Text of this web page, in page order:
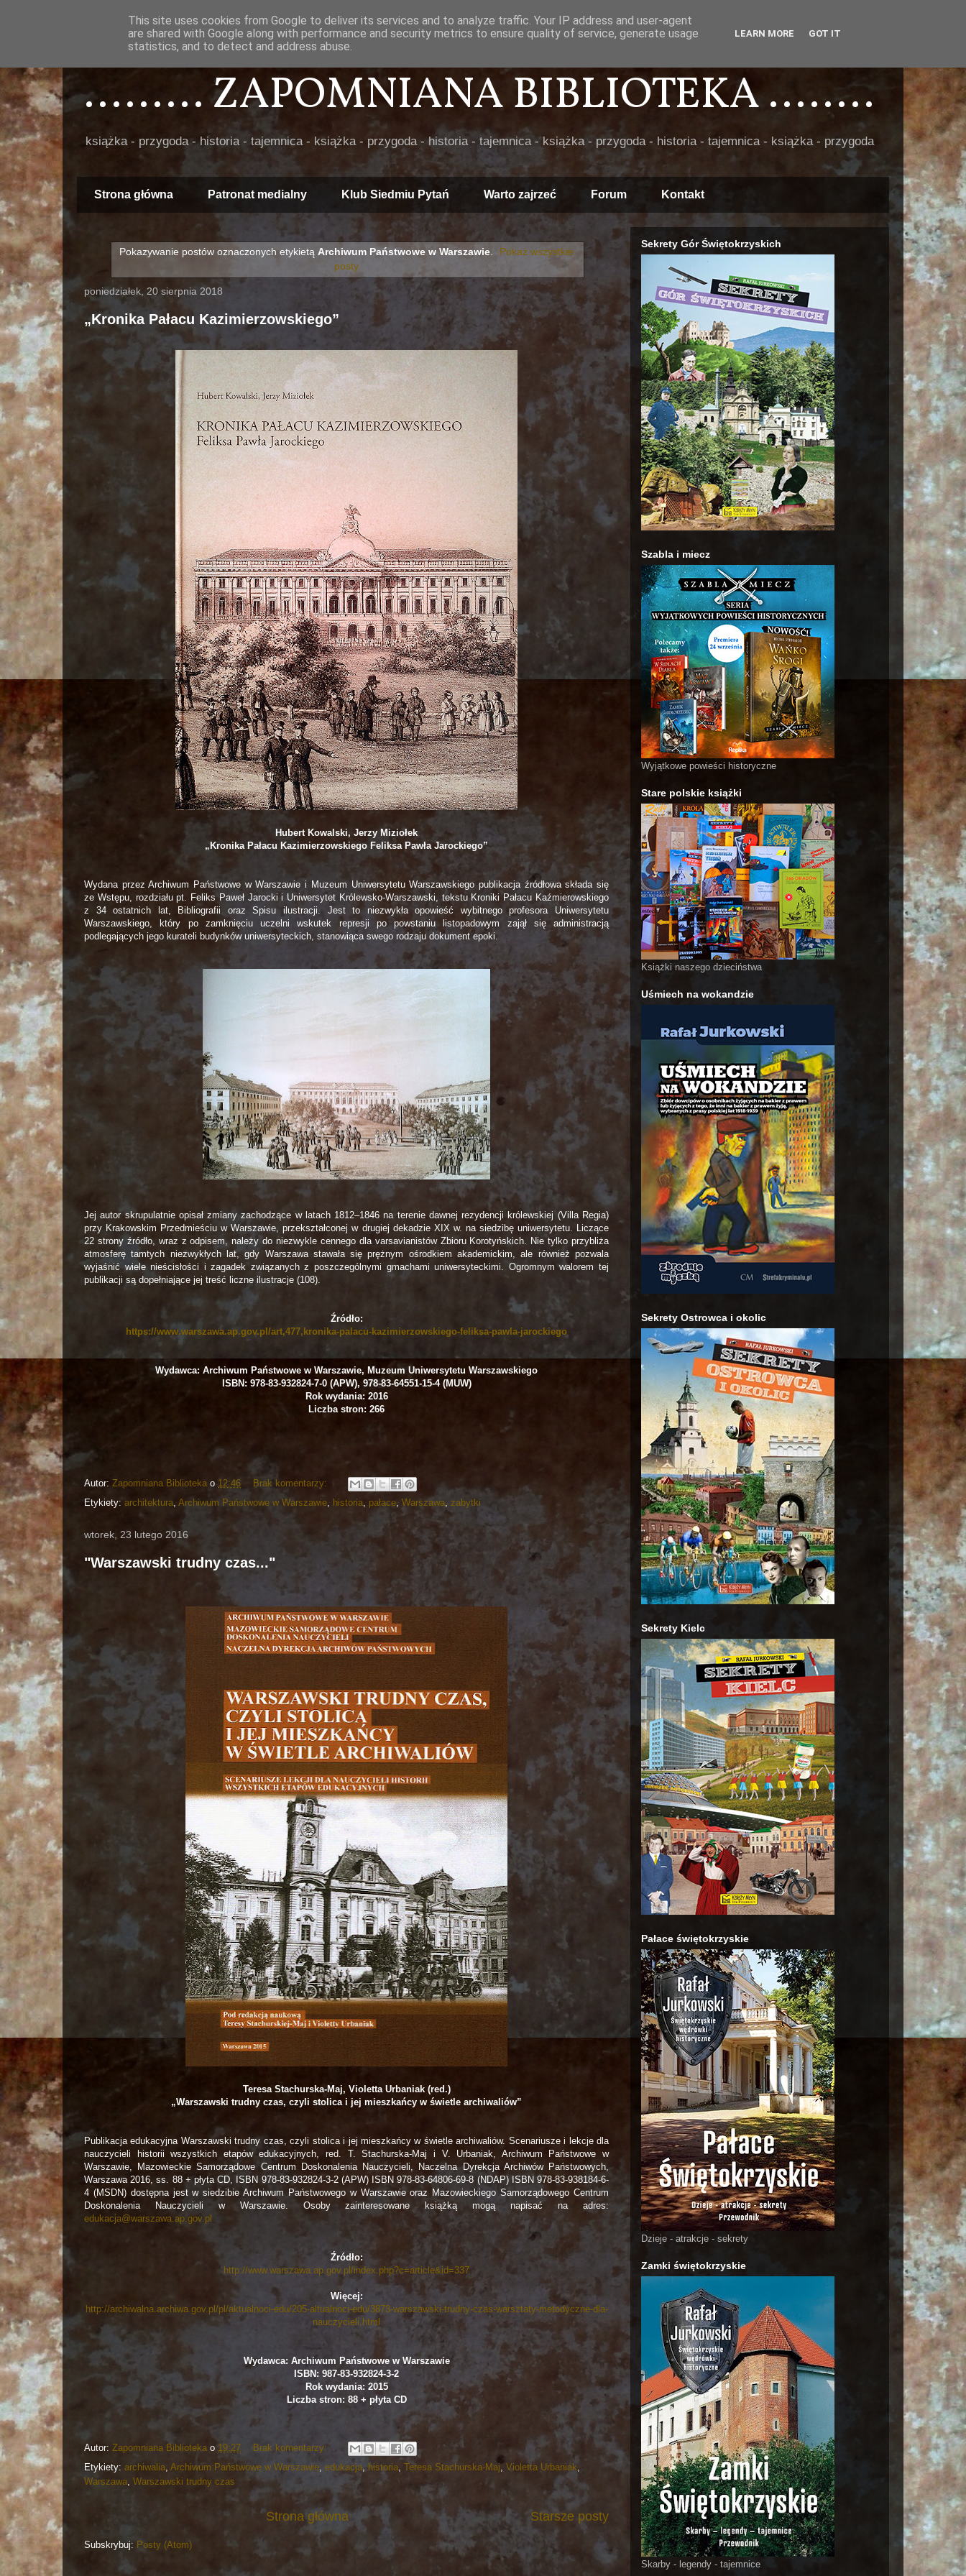
......... ZAPOMNIANA BIBLIOTEKA ........
książka - przygoda - historia - tajemnica - książka - przygoda - historia - tajemnica - książka - przygoda - historia - tajemnica - książka - przygoda
Strona główna Patronat medialny Klub Siedmiu Pytań Warto zajrzeć Forum Kontakt
Pokazywanie postów oznaczonych etykietą Archiwum Państwowe w Warszawie.
Pokaż wszystkie
posty
poniedziałek, 20 sierpnia 2018
„Kronika Pałacu Kazimierzowskiego”
Hubert Kowalski, Jerzy Miziołek
„Kronika Pałacu Kazimierzowskiego Feliksa Pawła Jarockiego”
Wydana przez Archiwum Państwowe w Warszawie i Muzeum Uniwersytetu Warszawskiego publikacja źródłowa składa się
ze Wstępu, rozdziału pt. Feliks Paweł Jarocki i Uniwersytet Królewsko-Warszawski, tekstu Kroniki Pałacu Kaźmierowskiego
z 34 ostatnich lat, Bibliografii oraz Spisu ilustracji. Jest to niezwykła opowieść wybitnego profesora Uniwersytetu
Warszawskiego, który po zamknięciu uczelni wskutek represji po powstaniu listopadowym zajął się administracją
podlegających jego kurateli budynków uniwersyteckich, stanowiąca swego rodzaju dokument epoki.
Jej autor skrupulatnie opisał zmiany zachodzące w latach 1812–1846 na terenie dawnej rezydencji królewskiej (Villa Regia)
przy Krakowskim Przedmieściu w Warszawie, przekształconej w drugiej dekadzie XIX w. na siedzibę uniwersytetu. Liczące
22 strony źródło, wraz z odpisem, należy do niezwykle cennego dla varsavianistów Zbioru Korotyńskich. Nie tylko przybliża
atmosferę tamtych niezwykłych lat, gdy Warszawa stawała się prężnym ośrodkiem akademickim, ale również pozwala
wyjaśnić wiele nieścisłości i zagadek związanych z poszczególnymi gmachami uniwersyteckimi. Ogromnym walorem tej
publikacji są dopełniające jej treść liczne ilustracje (108).
Źródło:
https://www.warszawa.ap.gov.pl/art,477,kronika-palacu-kazimierzowskiego-feliksa-pawla-jarockiego
Wydawca: Archiwum Państwowe w Warszawie, Muzeum Uniwersytetu Warszawskiego
ISBN: 978-83-932824-7-0 (APW), 978-83-64551-15-4 (MUW)
Rok wydania: 2016
Liczba stron: 266
Autor: Zapomniana Biblioteka o 12:46
Brak komentarzy:
Etykiety: architektura Archiwum Państwowe w Warszawie historia pałace Warszawa zabytki
wtorek, 23 lutego 2016
"Warszawski trudny czas..."
Teresa Stachurska-Maj, Violetta Urbaniak (red.)
„Warszawski trudny czas, czyli stolica i jej mieszkańcy w świetle archiwaliów”
Publikacja edukacyjna Warszawski trudny czas, czyli stolica i jej mieszkańcy w świetle archiwaliów. Scenariusze i lekcje dla
nauczycieli historii wszystkich etapów edukacyjnych, red. T. Stachurska-Maj i V. Urbaniak, Archiwum Państwowe w
Warszawie, Mazowieckie Samorządowe Centrum Doskonalenia Nauczycieli, Naczelna Dyrekcja Archiwów Państwowych,
Warszawa 2016, ss. 88 + płyta CD, ISBN 978-83-932824-3-2 (APW) ISBN 978-83-64806-69-8 (NDAP) ISBN 978-83-938184-6-
4 (MSDN) dostępna jest w siedzibie Archiwum Państwowego w Warszawie oraz Mazowieckiego Samorządowego Centrum
Doskonalenia Nauczycieli w Warszawie. Osoby zainteresowane książką mogą napisać na adres:
edukacja@warszawa.ap.gov.pl
Źródło:
http://www.warszawa.ap.gov.pl/index.php?c=article&id=337
Więcej:
http://archiwalna.archiwa.gov.pl/pl/aktualnoci-edu/205-altualnoci-edu/3873-warszawski-trudny-czas-warsztaty-metodyczne-dla-
nauczycieli.html
Wydawca: Archiwum Państwowe w Warszawie
ISBN: 987-83-932824-3-2
Rok wydania: 2015
Liczba stron: 88 + płyta CD
Autor: Zapomniana Biblioteka o 19:27
Brak komentarzy:
Etykiety: archiwalia Archiwum Państwowe w Warszawie edukacja historia Teresa Stachurska-Maj, Violetta Urbaniak
Warszawa Warszawski trudny czas
Starsze posty
Strona główna
Subskrybuj: Posty (Atom)
Sekrety Gór Świętokrzyskich
Szabla i miecz
Wyjątkowe powieści historyczne
Stare polskie książki
Książki naszego dzieciństwa
Uśmiech na wokandzie
Sekrety Ostrowca i okolic
Sekrety Kielc
Pałace świętokrzyskie
Dzieje - atrakcje - sekrety
Zamki świętokrzyskie
Skarby - legendy - tajemnice
This site uses cookies from Google to deliver its services and to analyze traffic. Your IP address and user-agent
are shared with Google along with performance and security metrics to ensure quality of service, generate usage
statistics, and to detect and address abuse.
LEARN MORE GOT IT